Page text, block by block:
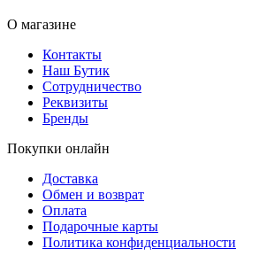
О магазине
Контакты
Наш Бутик
Сотрудничество
Реквизиты
Бренды
Покупки онлайн
Доставка
Обмен и возврат
Оплата
Подарочные карты
Политика конфиденциальности